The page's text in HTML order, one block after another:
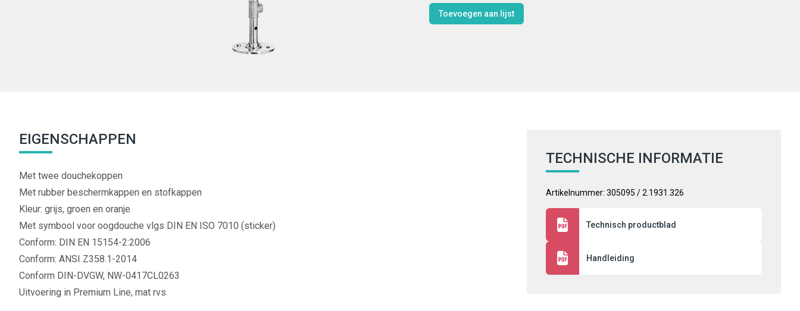
Toevoegen aan lijst
EIGENSCHAPPEN
Met twee douchekoppen
Met rubber beschermkappen en stofkappen
Kleur: grijs, groen en oranje
Met symbool voor oogdouche vlgs DIN EN ISO 7010 (sticker)
Conform: DIN EN 15154-2:2006
Conform: ANSI Z358.1-2014
Conform DIN-DVGW, NW-0417CL0263
Uitvoering in Premium Line, mat rvs
TECHNISCHE INFORMATIE
Artikelnummer: 305095 / 2.1931.326
Technisch productblad
Handleiding